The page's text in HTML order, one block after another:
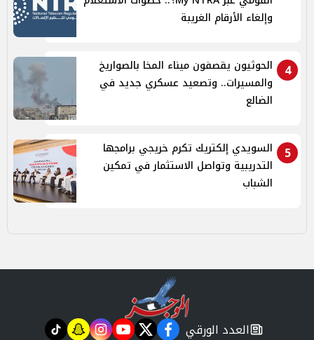
وإلغاء الأرقام الغريبة
4
الحوثيون يقصفون ميناء المخا بالصواريخ
والمسيرات.. وتصعيد عسكري جديد في
الضالع
5
السويدي إلكتريك تكرم خريجي برامجها
التدريبية وتواصل الاستثمار في تمكين
الشباب
newspaper
العدد الورقي facebook
twitter
youtube
instagram
snapchat
tiktok